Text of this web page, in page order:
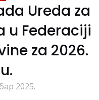
Ureda za
u Federaciji
za 2026.
2025.